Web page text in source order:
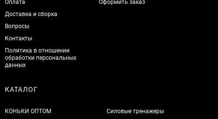
Оплата
Доставка и сборка
Вопросы
Контакты
Политика в отношении
обработки персональных
данных
Оформить заказ
КАТАЛОГ
КОНЬКИ ОПТОМ
Силовые тренажеры